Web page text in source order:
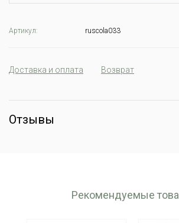
Артикул: ruscola033
Доставка и оплата Возврат
Отзывы
Рекомендуемые